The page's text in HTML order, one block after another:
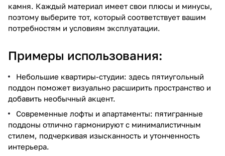
камня. Каждый материал имеет свои плюсы и минусы,
поэтому выберите тот, который соответствует вашим
потребностям и условиям эксплуатации.
Примеры использования:
Небольшие квартиры-студии: здесь пятиугольный
поддон поможет визуально расширить пространство и
добавить необычный акцент.
Современные лофты и апартаменты: пятигранные
поддоны отлично гармонируют с минималистичным
стилем, подчеркивая изысканность и утонченность
интерьера.